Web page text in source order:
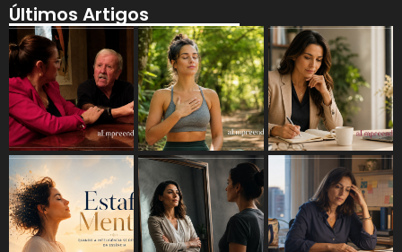
Últimos Artigos